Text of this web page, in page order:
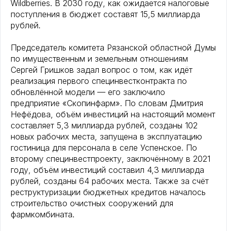
Wildberries. В 2030 году, как ожидается налоговые
поступления в бюджет составят 15,5 миллиарда
рублей.
Председатель комитета Рязанской областной Думы
по имущественным и земельным отношениям
Сергей Гришков задал вопрос о том, как идёт
реализация первого специнвестконтракта по
обновлённой модели — его заключило
предприятие «Скопинфарм». По словам Дмитрия
Нефёдова, объём инвестиций на настоящий момент
составляет 5,3 миллиарда рублей, созданы 102
новых рабочих места, запущена в эксплуатацию
гостиница для персонала в селе Успенское. По
второму специнвестпроекту, заключённому в 2021
году, объём инвестиций составил 4,3 миллиарда
рублей, созданы 64 рабочих места. Также за счёт
реструктуризации бюджетных кредитов началось
строительство очистных сооружений для
фармкомбината.